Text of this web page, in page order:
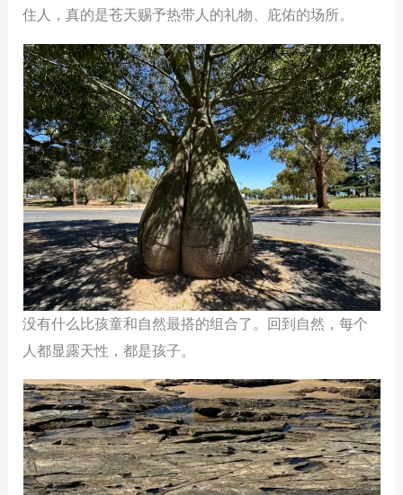
住人，真的是苍天赐予热带人的礼物、庇佑的场所。
没有什么比孩童和自然最搭的组合了。回到自然，每个
人都显露天性，都是孩子。